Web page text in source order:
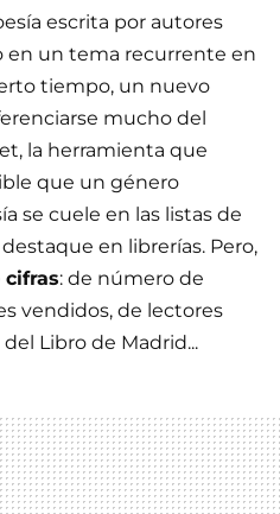
escrita por autores
en un tema recurrente en
tiempo, un nuevo
mucho del
la herramienta que
que un género
se cuele en las listas de
en librerías. Pero,
cifras: de número de
vendidos, de lectores
Libro de Madrid...